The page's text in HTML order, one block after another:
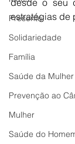
Presente
Solidariedade
Família
Saúde da Mulher
Prevenção ao
Mulher
Saúde do
desde o seu
estratégias de